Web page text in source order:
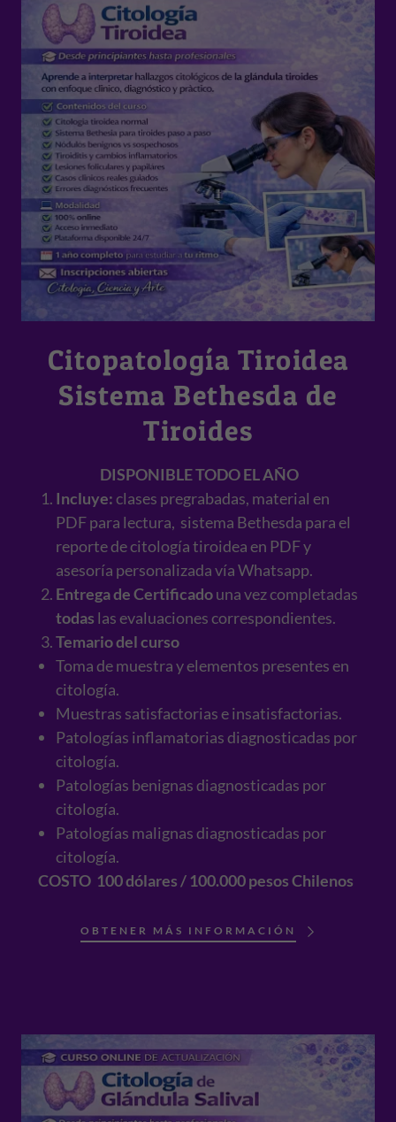
Citopatología Tiroidea
Sistema Bethesda de
Tiroides
DISPONIBLE TODO EL AÑO
Incluye:clases pregrabadas, material en
PDF para lectura, sistema Bethesda para el
reporte de citología tiroidea en PDF y
asesoría personalizada vía Whatsapp.
Entrega de Certificadouna vez completadas
todas las evaluaciones correspondientes.
Temario del curso
Toma de muestra y elementos presentes en
citología.
Muestras satisfactorias e insatisfactorias.
Patologías inflamatorias diagnosticadas por
citología.
Patologías benignas diagnosticadas por
citología.
Patologías malignas diagnosticadas por
citología.
COSTO 100 dólares / 100.000 pesos Chilenos
OBTENER MÁS INFORMACIÓN